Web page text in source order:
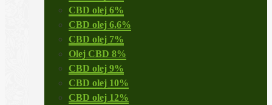
CBD olej 6%
CBD olej 6,6%
CBD olej 7%
Olej CBD 8%
CBD olej 9%
CBD olej 10%
CBD olej 12%